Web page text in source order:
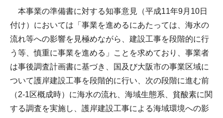
本事業の準備書に対する知事意見（平成11年9月10日
付け）においては「事業を進めるにあたっては、海水の
流れ等への影響を見極めながら、建設工事を段階的に行
う等、慎重に事業を進める」ことを求めており、事業者
は事後調査計画書に基づき、国及び大阪市の事業区域に
ついて護岸建設工事を段階的に行い、次の段階に進む前
（2-1区概成時）に海水の流れ、海域生態系、貧酸素に関
する調査を実施し、護岸建設工事による海域環境への影